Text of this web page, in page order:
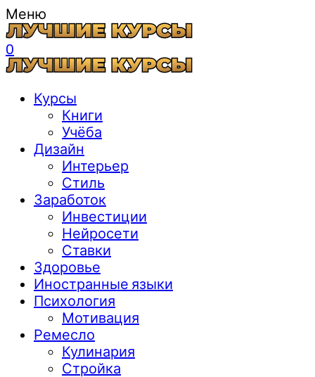
Меню
0
Курсы
Книги
Учёба
Дизайн
Интерьер
Стиль
Заработок
Инвестиции
Нейросети
Ставки
Здоровье
Иностранные языки
Психология
Мотивация
Ремесло
Кулинария
Стройка